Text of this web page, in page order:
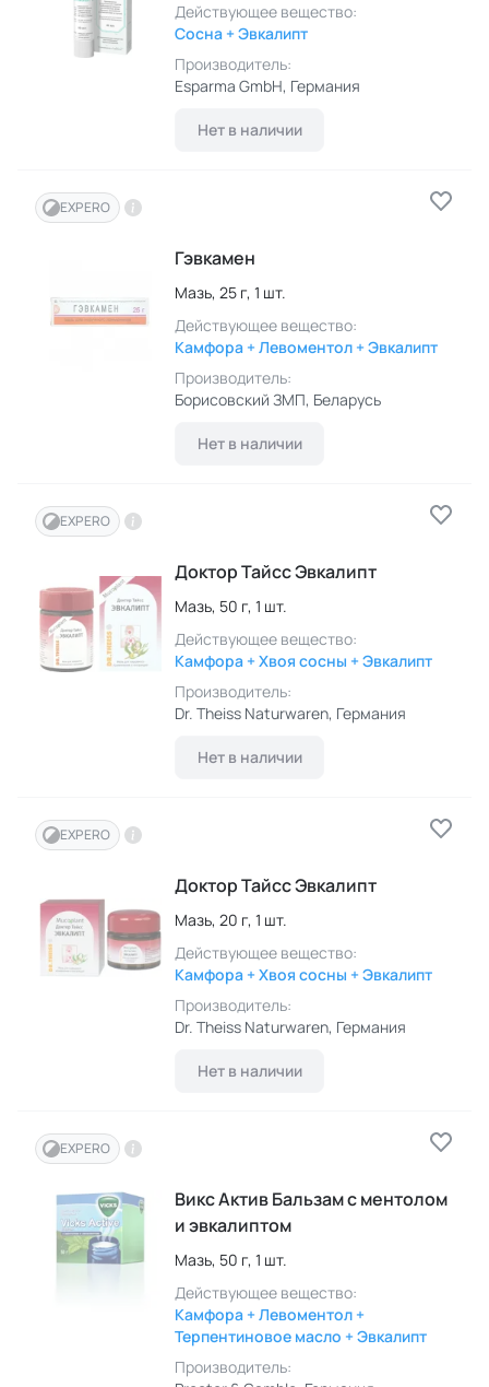
Действующее вещество:
Сосна + Эвкалипт
Производитель:
Esparma GmbH, Германия
Нет в наличии
EXPERO
Гэвкамен
Мазь, 25 г, 1 шт.
Действующее вещество:
Камфора + Левоментол + Эвкалипт
Производитель:
Борисовский ЗМП, Беларусь
Нет в наличии
EXPERO
Доктор Тайсс Эвкалипт
Мазь, 50 г, 1 шт.
Действующее вещество:
Камфора + Хвоя сосны + Эвкалипт
Производитель:
Dr. Theiss Naturwaren, Германия
Нет в наличии
EXPERO
Доктор Тайсс Эвкалипт
Мазь, 20 г, 1 шт.
Действующее вещество:
Камфора + Хвоя сосны + Эвкалипт
Производитель:
Dr. Theiss Naturwaren, Германия
Нет в наличии
EXPERO
Викс Актив Бальзам с ментолом
и эвкалиптом
Мазь, 50 г, 1 шт.
Действующее вещество:
Камфора + Левоментол +
Терпентиновое масло + Эвкалипт
Производитель: